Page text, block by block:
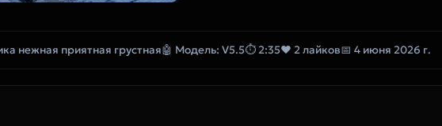
нежная приятная грустная🤖 Модель: V5.5⏱ 2:35❤ 2 лайков📅 4 июня 2026 г.